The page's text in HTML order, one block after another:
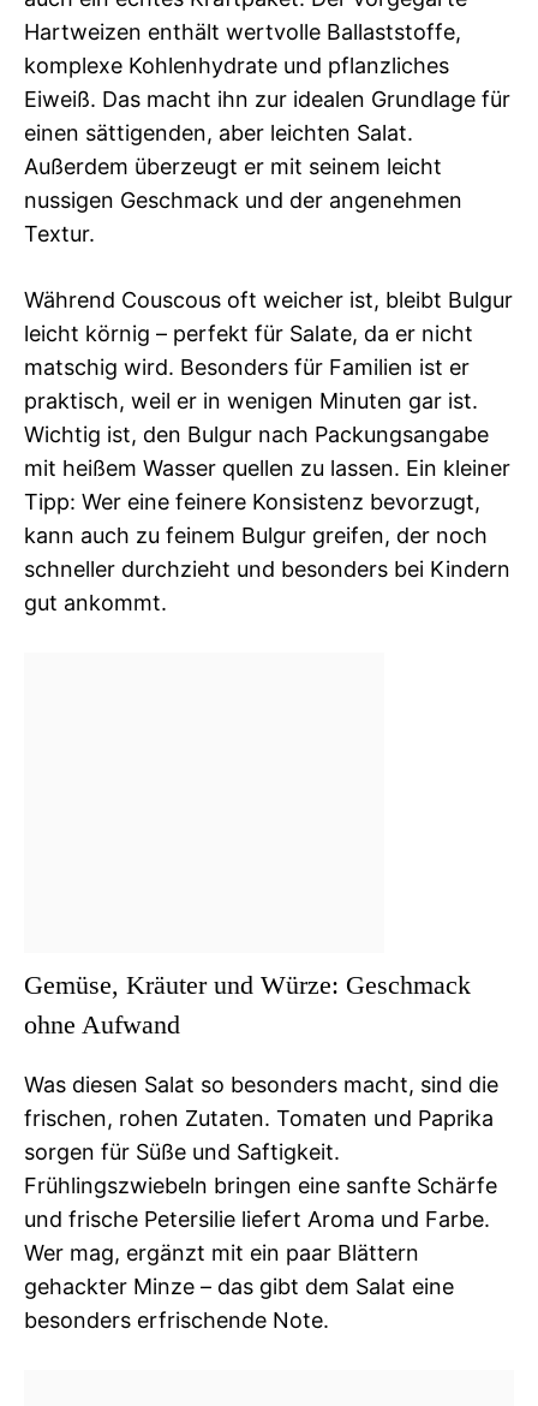
Hartweizen enthält wertvolle Ballaststoffe,
komplexe Kohlenhydrate und pflanzliches
Eiweiß. Das macht ihn zur idealen Grundlage für
einen sättigenden, aber leichten Salat.
Außerdem überzeugt er mit seinem leicht
nussigen Geschmack und der angenehmen
Textur.
Während Couscous oft weicher ist, bleibt Bulgur
leicht körnig – perfekt für Salate, da er nicht
matschig wird. Besonders für Familien ist er
praktisch, weil er in wenigen Minuten gar ist.
Wichtig ist, den Bulgur nach Packungsangabe
mit heißem Wasser quellen zu lassen. Ein kleiner
Tipp: Wer eine feinere Konsistenz bevorzugt,
kann auch zu feinem Bulgur greifen, der noch
schneller durchzieht und besonders bei Kindern
gut ankommt.
Gemüse, Kräuter und Würze: Geschmack
ohne Aufwand
Was diesen Salat so besonders macht, sind die
frischen, rohen Zutaten. Tomaten und Paprika
sorgen für Süße und Saftigkeit.
Frühlingszwiebeln bringen eine sanfte Schärfe
und frische Petersilie liefert Aroma und Farbe.
Wer mag, ergänzt mit ein paar Blättern
gehackter Minze – das gibt dem Salat eine
besonders erfrischende Note.